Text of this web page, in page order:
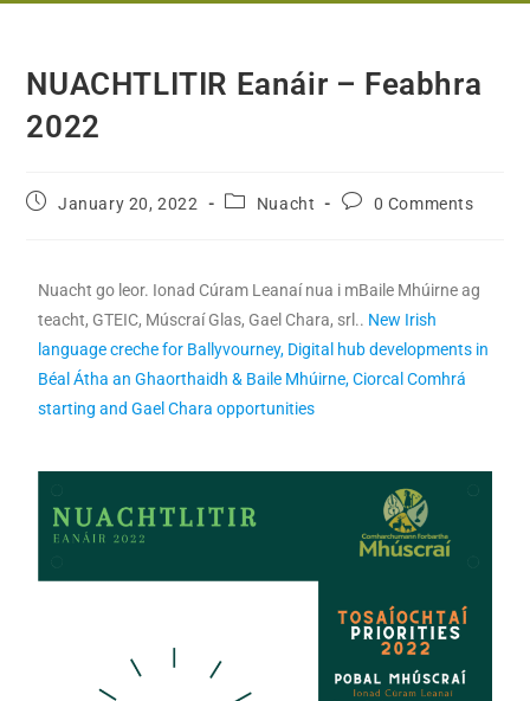
NUACHTLITIR Eanáir – Feabhra
2022
January 20, 2022 Nuacht 0 Comments
Nuacht go leor. Ionad Cúram Leanaí nua i mBaile Mhúirne ag
teacht, GTEIC, Múscraí Glas, Gael Chara, srl.. New Irish
language creche for Ballyvourney, Digital hub developments in
Béal Átha an Ghaorthaidh & Baile Mhúirne, Ciorcal Comhrá
starting and Gael Chara opportunities